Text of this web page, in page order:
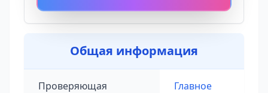
Общая информация
Проверяющая
Главное